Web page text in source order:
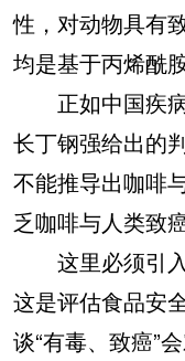
性，对动物具有
均是基于丙烯酰
正如中国疾病
长丁钢强给出的
不能推导出咖啡
乏咖啡与人类致
这里必须引入
这是评估食品安
谈“有毒、致癌”